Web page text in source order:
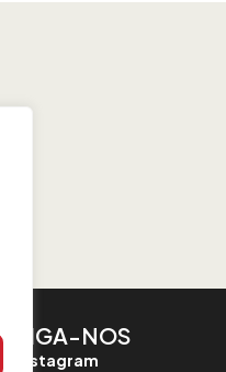
SIGA-NOS
Instagram